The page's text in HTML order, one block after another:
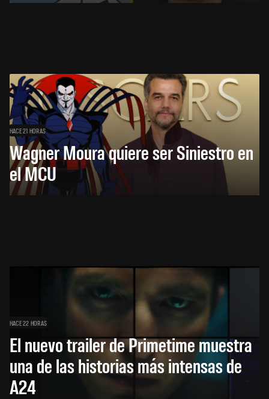
HACE 21 HORAS
Wagner Moura quiere ser Siniestro en
el MCU
HACE 22 HORAS
El nuevo trailer de Primetime muestra
una de las historias más intensas de
A24